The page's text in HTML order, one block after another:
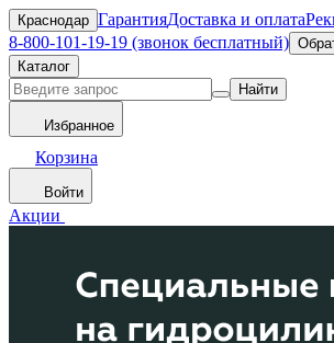
Краснодар ГарантияДоставка и оплата
8-800-101-19-19 (звонок бесплатный)
Каталог
Найти
Избранное
Корзина
Войти
Акции